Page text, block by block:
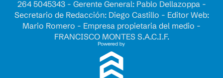
264 5045343 - Gerente General: Pablo Dellazoppa -
Secretario de Redacción: Diego Castillo - Editor Web:
Mario Romero - Empresa propietaria del medio -
FRANCISCO MONTES S.A.C.I.F.